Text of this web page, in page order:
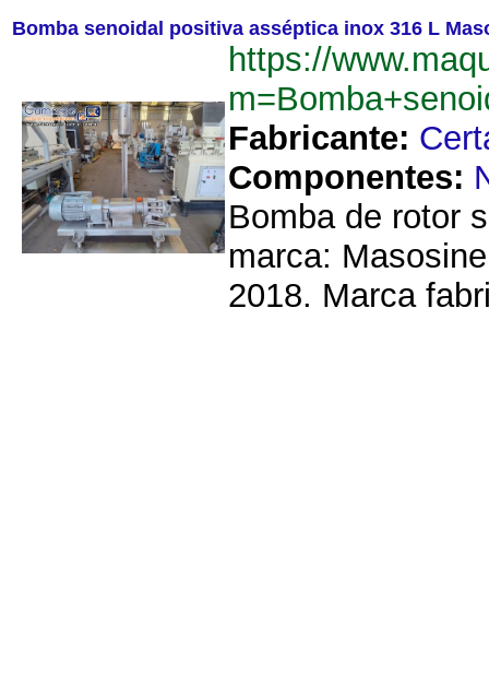
Bomba senoidal positiva asséptica inox 316 L
https://
Fabricante:
Componentes:
Bomba de rotor
marca:
2018. Marca